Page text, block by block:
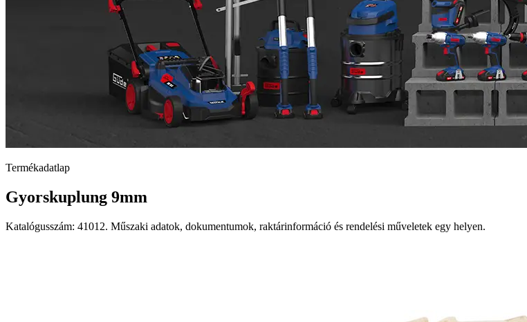
Termékadatlap
Gyorskuplung 9mm
Katalógusszám: 41012. Műszaki adatok, dokumentumok, raktárinformáció és rendelési műveletek egy helyen.